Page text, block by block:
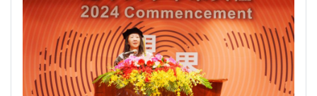
逢甲大學泰國校友會 第45週年會員大會 於昭披
耶河舉辦歡迎宴
逢甲資電科技與未來系列演講 10/14 簡良益 董
事長 (掌門精釀啤酒)